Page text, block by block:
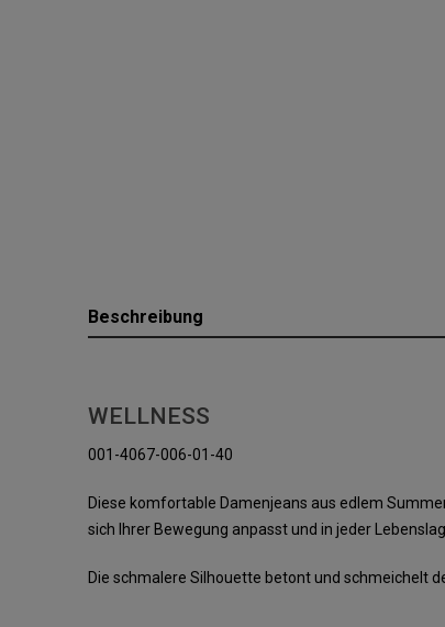
Beschreibung
WELLNESS
001-4067-006-01-40
Diese komfortable Damenjeans aus edlem
sich Ihrer Bewegung anpasst und in jeder
Die schmalere Silhouette betont und schmeichelt